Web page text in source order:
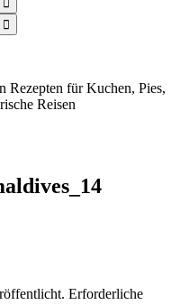
Rezepten für Kuchen, Pies,
Reisen
Erforderliche